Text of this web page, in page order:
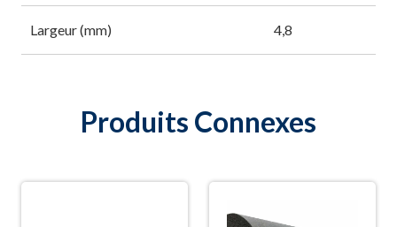
Largeur (mm) 4,8
Produits Connexes